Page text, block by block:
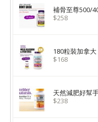
補骨至尊500/
$258
180粒裝加拿
$168
天然減肥好幫
$238